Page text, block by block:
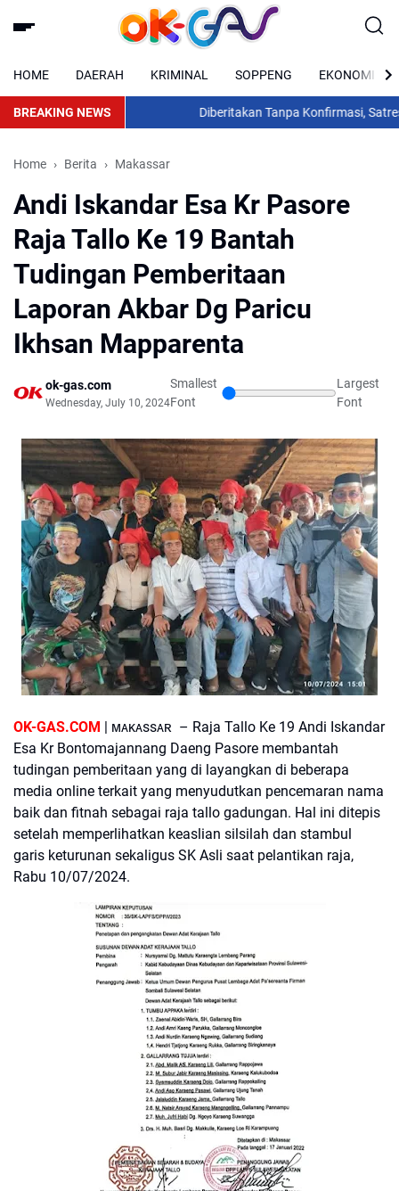
HOME DAERAH KRIMINAL SOPPENG EKONOMI
BREAKING NEWS Diberitakan Tanpa Konfirmasi,
Home Berita Makassar
Andi Iskandar Esa Kr Pasore
Raja Tallo Ke 19 Bantah
Tudingan Pemberitaan
Laporan Akbar Dg Paricu
Ikhsan Mapparenta
ok-gas.com
Wednesday, July 10, 2024
Smallest
Font
Largest
Font
OK-GAS.COM | ᴍᴀᴋᴀssᴀʀ – Raja Tallo Ke 19 Andi Iskandar
Esa Kr Bontomajannang Daeng Pasore membantah
tudingan pemberitaan yang di layangkan di beberapa
media online terkait yang menyudutkan pencemaran nama
baik dan fitnah sebagai raja tallo gadungan. Hal ini ditepis
setelah memperlihatkan keaslian silsilah dan stambul
garis keturunan sekaligus SK Asli saat pelantikan raja,
Rabu 10/07/2024.